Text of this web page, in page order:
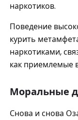
наркотиков.
Поведение
курить
наркотиками,
как приемлемые
Моральные
Снова и снова